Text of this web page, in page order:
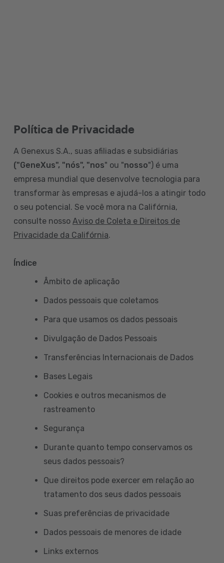
Política de Privacidade
A Genexus S.A., suas afiliadas e subsidiárias
("GeneXus", "nós", "nos" ou "nosso") é uma
empresa mundial que desenvolve tecnologia para
transformar às empresas e ajudá-los a atingir todo
o seu potencial. Se você mora na Califórnia,
consulte nosso Aviso de Coleta e Direitos de
Privacidade da Califórnia.
Índice
Âmbito de aplicação
Dados pessoais que coletamos
Para que usamos os dados pessoais
Divulgação de Dados Pessoais
Transferências Internacionais de Dados
Bases Legais
Cookies e outros mecanismos de
rastreamento
Segurança
Durante quanto tempo conservamos os
seus dados pessoais?
Que direitos pode exercer em relação ao
tratamento dos seus dados pessoais
Suas preferências de privacidade
Dados pessoais de menores de idade
Links externos